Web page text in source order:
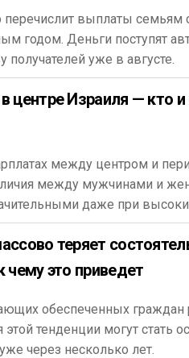
перечислит выплаты семьям
годом. Деньги поступят
получателей уже в августе.
центре Израиля — кто и
между центром и
между мужчинами и
даже при
теряет
чему это приведет
обеспеченных граждан
этой тенденции могут стать
через несколько лет.